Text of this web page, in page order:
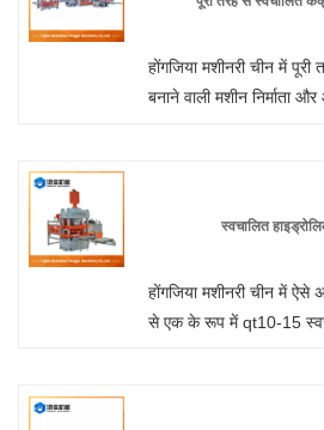
यह बुल गियर के त्वरण और
करता है, मशीन घटकों पर
होंगजिया मशीनरी चीन में
बनाने वाली मशीन निर्माता
स्वचालित
होंगजिया मशीनरी चीन में ऐसे
से एक के रूप में qt10-15